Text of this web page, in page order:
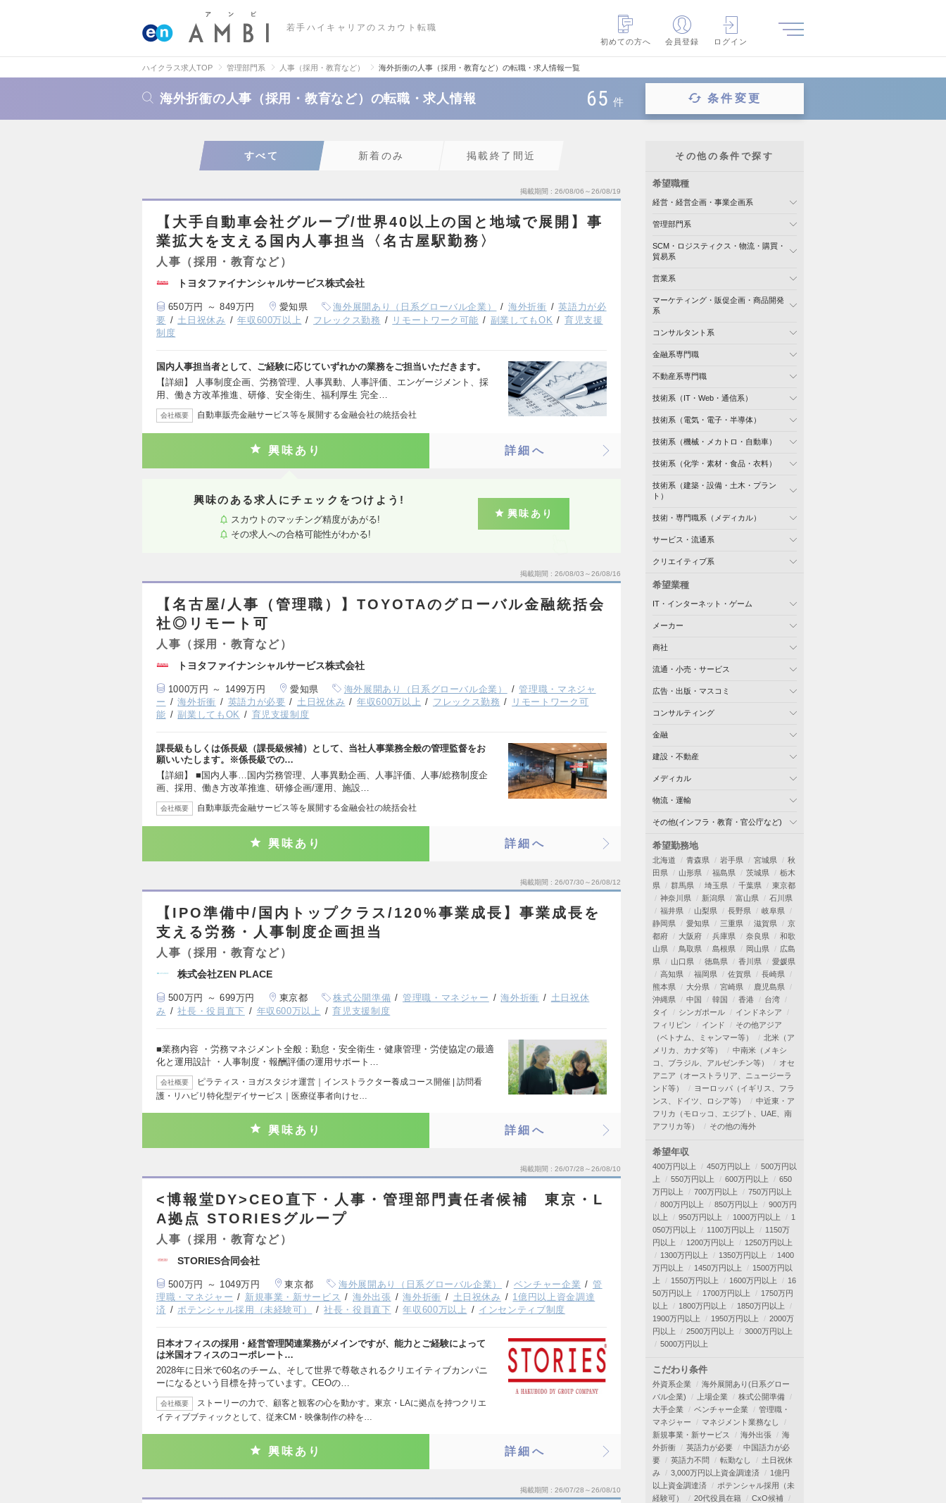
若手ハイキャリアのスカウト転職
初めての方へ
会員登録 ログイン
ハイクラス求人TOP 管理部門系 人事（採用・教育など） 海外折衝の人事（採用・教育など）の転職・求人情報一覧
海外折衝の人事（採用・教育など）の転職・求人情報 65 件 条件変更
すべて 新着のみ 掲載終了間近
掲載期間 26/08/06～26/08/19
【大手自動車会社グループ/世界40以上の国と地域で展開】事
業拡大を支える国内人事担当〈名古屋駅勤務〉
人事（採用・教育など）
トヨタファイナンシャルサービス株式会社
650万円 ～ 849万円 愛知県 海外展開あり（日系グローバル企業） 海外折衝
英語力が必
要
土日祝休み 年収600万以上 フレックス勤務 リモートワーク可能 副業してもOK
育児支援
制度
国内人事担当者として、ご経験に応じていずれかの業務をご担当いただきます。
【詳細】 人事制度企画、労務管理、人事異動、人事評価、エンゲージメント、採
用、働き方改革推進、研修、安全衛生、福利厚生 完全…
会社概要 自動車販売金融サービス等を展開する金融会社の統括会社
興味あり 詳細へ
興味のある求人にチェックをつけよう!
スカウトのマッチング精度があがる!
その求人への合格可能性がわかる!
興味あり
掲載期間 26/08/03～26/08/16
【名古屋/人事（管理職）】TOYOTAのグローバル金融統括会
社◎リモート可
人事（採用・教育など）
トヨタファイナンシャルサービス株式会社
1000万円 ～ 1499万円 愛知県 海外展開あり（日系グローバル企業）
管理職・マネジャ
ー
海外折衝 英語力が必要 土日祝休み 年収600万以上 フレックス勤務
リモートワーク可
能
副業してもOK 育児支援制度
課長級もしくは係長級（課長級候補）として、当社人事業務全般の管理監督をお
願いいたします。※係長級での…
【詳細】 ■国内人事…国内労務管理、人事異動企画、人事評価、人事/総務制度企
画、採用、働き方改革推進、研修企画/運用、施設…
会社概要 自動車販売金融サービス等を展開する金融会社の統括会社
興味あり 詳細へ
掲載期間 26/07/30～26/08/12
【IPO準備中/国内トップクラス/120%事業成長】事業成長を
支える労務・人事制度企画担当
人事（採用・教育など）
株式会社ZEN PLACE
500万円 ～ 699万円 東京都 株式公開準備 管理職・マネジャー 海外折衝
土日祝休
み
社長・役員直下 年収600万以上 育児支援制度
■業務内容 ・労務マネジメント全般：勤怠・安全衛生・健康管理・労使協定の最適
化と運用設計 ・人事制度・報酬評価の運用サポート…
会社概要
ピラティス・ヨガスタジオ運営｜インストラクター養成コース開催 | 訪問看
護・リハビリ特化型デイサービス｜医療従事者向けセ…
興味あり 詳細へ
掲載期間 26/07/28～26/08/10
<博報堂DY>CEO直下・人事・管理部門責任者候補 東京・L
A拠点 STORIESグループ
人事（採用・教育など）
STORIES合同会社
500万円 ～ 1049万円 東京都 海外展開あり（日系グローバル企業） ベンチャー企業
管
理職・マネジャー
新規事業・新サービス 海外出張 海外折衝 土日祝休み
1億円以上資金調達
済
ポテンシャル採用（未経験可） 社長・役員直下 年収600万以上 インセンティブ制度
日本オフィスの採用・経営管理関連業務がメインですが、能力とご経験によって
は米国オフィスのコーポレート…
2028年に日米で60名のチーム、そして世界で尊敬されるクリエイティブカンパニ
ーになるという目標を持っています。CEOの…
会社概要
ストーリーの力で、顧客と観客の心を動かす。東京・LAに拠点を持つクリエ
イティブブティックとして、従来CM・映像制作の枠を…
興味あり 詳細へ
掲載期間 26/07/28～26/08/10
その他の条件で探す
希望職種
経営・経営企画・事業企画系
管理部門系
SCM・ロジスティクス・物流・購買・
貿易系
営業系
マーケティング・販促企画・商品開発
系
コンサルタント系
金融系専門職
不動産系専門職
技術系（IT・Web・通信系）
技術系（電気・電子・半導体）
技術系（機械・メカトロ・自動車）
技術系（化学・素材・食品・衣料）
技術系（建築・設備・土木・プラン
ト）
技術・専門職系（メディカル）
サービス・流通系
クリエイティブ系
希望業種
IT・インターネット・ゲーム
メーカー
商社
流通・小売・サービス
広告・出版・マスコミ
コンサルティング
金融
建設・不動産
メディカル
物流・運輸
その他(インフラ・教育・官公庁など)
希望勤務地
北海道 青森県 岩手県 宮城県
秋
田県
山形県 福島県 茨城県
栃木
県
群馬県 埼玉県 千葉県
東京都
神奈川県
新潟県 富山県
石川県
福井県
山梨県 長野県
岐阜県
静岡県
愛知県 三重県 滋賀県
京
都府
大阪府 兵庫県 奈良県
和歌
山県
鳥取県 島根県 岡山県
広島
県
山口県 徳島県 香川県
愛媛県
高知県
福岡県 佐賀県
長崎県
熊本県
大分県 宮崎県
鹿児島県
沖縄県
中国 韓国 香港
台湾
タイ
シンガポール
インドネシア
フィリピン
インド
その他アジア
（ベトナム、ミャンマー等）
北米（ア
メリカ、カナダ等）
中南米（メキシ
コ、ブラジル、アルゼンチン等）
オセ
アニア（オーストラリア、ニュージーラ
ンド等）
ヨーロッパ（イギリス、フラ
ンス、ドイツ、ロシア等）
中近東・ア
フリカ（モロッコ、エジプト、UAE、南
アフリカ等）
その他の海外
希望年収
400万円以上 450万円以上
500万円以
上
550万円以上 600万円以上
650
万円以上
700万円以上
750万円以上
800万円以上
850万円以上
900万円
以上
950万円以上 1000万円以上
1
050万円以上
1100万円以上
1150万
円以上
1200万円以上
1250万円以上
1300万円以上
1350万円以上
1400
万円以上
1450万円以上
1500万円以
上
1550万円以上 1600万円以上
16
50万円以上
1700万円以上
1750万円
以上
1800万円以上
1850万円以上
1900万円以上
1950万円以上
2000万
円以上
2500万円以上
3000万円以上
5000万円以上
こだわり条件
外資系企業
海外展開あり(日系グロー
バル企業)
上場企業
株式公開準備
大手企業
ベンチャー企業
管理職・
マネジャー
マネジメント業務なし
新規事業・新サービス
海外出張
海
外折衝
英語力が必要
中国語力が必
要
英語力不問 転勤なし
土日祝休
み
3,000万円以上資金調達済
1億円
以上資金調達済
ポテンシャル採用（未
経験可）
20代役員在籍
CxO候補